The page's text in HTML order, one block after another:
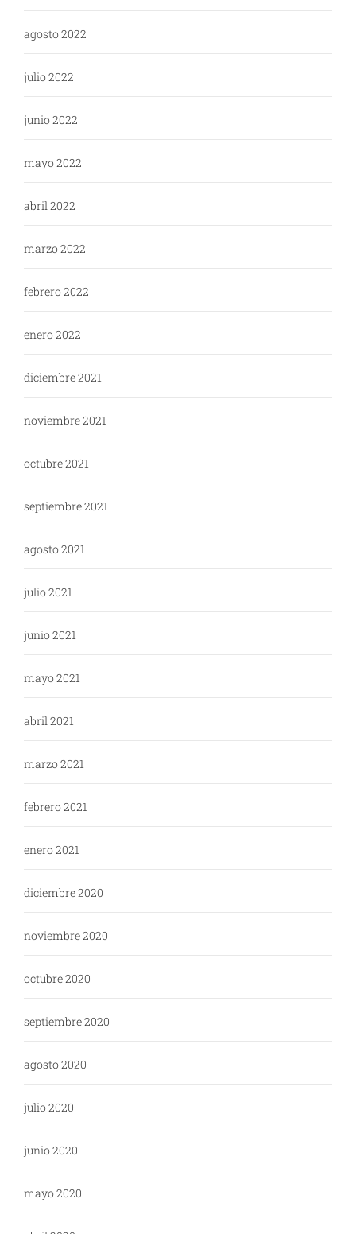
agosto 2022
julio 2022
junio 2022
mayo 2022
abril 2022
marzo 2022
febrero 2022
enero 2022
diciembre 2021
noviembre 2021
octubre 2021
septiembre 2021
agosto 2021
julio 2021
junio 2021
mayo 2021
abril 2021
marzo 2021
febrero 2021
enero 2021
diciembre 2020
noviembre 2020
octubre 2020
septiembre 2020
agosto 2020
julio 2020
junio 2020
mayo 2020